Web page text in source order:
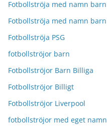
Fotbollströja med namn barn
Fotbollströja med namn barn
Fotbollströja PSG
fotbollströjor barn
Fotbollströjor Barn Billiga
Fotbollströjor Billigt
Fotbollströjor Liverpool
fotbollströjor med eget namn